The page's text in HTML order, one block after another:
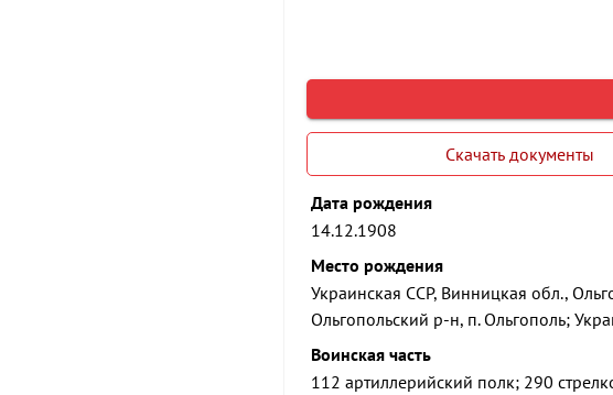
Скачать документы
Дата рождения
14.12.1908
Место рождения
Украинская ССР, Винницкая обл.,
Ольгопольский р-н, п. Ольгополь;
Воинская часть
112 артиллерийский полк; 290